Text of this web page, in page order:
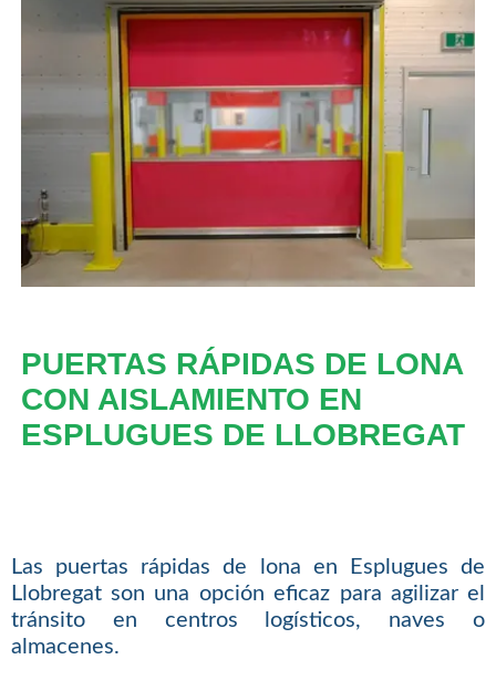
PUERTAS RÁPIDAS DE LONA
CON AISLAMIENTO EN
ESPLUGUES DE LLOBREGAT
Las puertas rápidas de lona en Esplugues de
Llobregat son una opción eficaz para agilizar el
tránsito en centros logísticos, naves o
almacenes.